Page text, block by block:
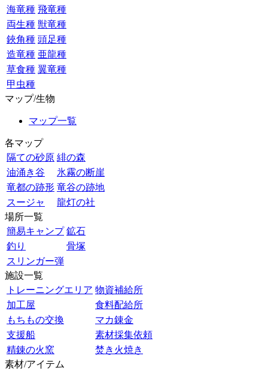
海竜種 飛竜種
両生種 獣竜種
鋏角種 頭足種
造竜種 亜龍種
草食種 翼竜種
甲虫種
マップ/生物
マップ一覧
各マップ
隔ての砂原 緋の森
油涌き谷
氷霧の断崖
竜都の跡形 竜谷の跡地
スージャ
龍灯の社
場所一覧
簡易キャンプ 鉱石
釣り
骨塚
スリンガー弾
施設一覧
トレーニングエリア 物資補給所
加工屋
食料配給所
もちもの交換
マカ錬金
支援船
素材採集依頼
精錬の火窯
焚き火焼き
素材/アイテム